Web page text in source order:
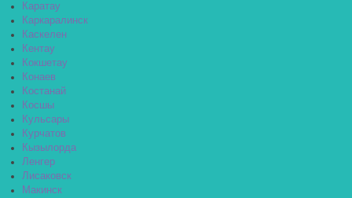
Каратау
Каркаралинск
Каскелен
Кентау
Кокшетау
Конаев
Костанай
Косшы
Кульсары
Курчатов
Кызылорда
Ленгер
Лисаковск
Макинск